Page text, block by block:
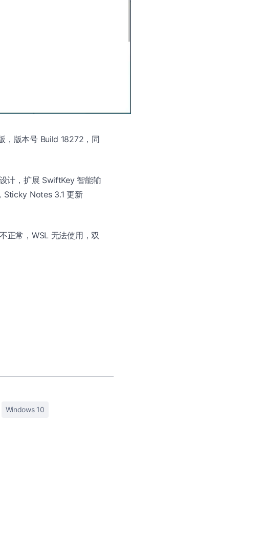
，版本号 Build 18272，同
计，扩展 SwiftKey 智能输
Sticky Notes 3.1 更新
正常，WSL 无法使用，双
Windows 10